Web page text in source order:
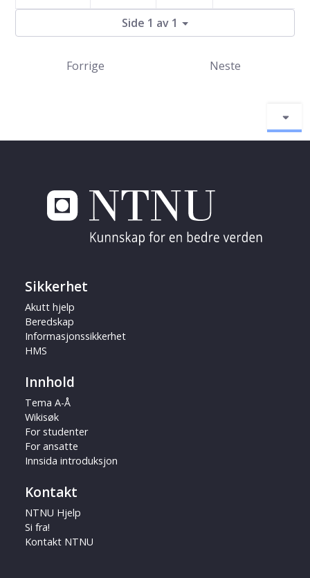
Side 1 av 1
Forrige Neste
Sikkerhet
Akutt hjelp
Beredskap
Informasjonssikkerhet
HMS
Innhold
Tema A-Å
Wikisøk
For studenter
For ansatte
Innsida introduksjon
Kontakt
NTNU Hjelp
Si fra!
Kontakt NTNU